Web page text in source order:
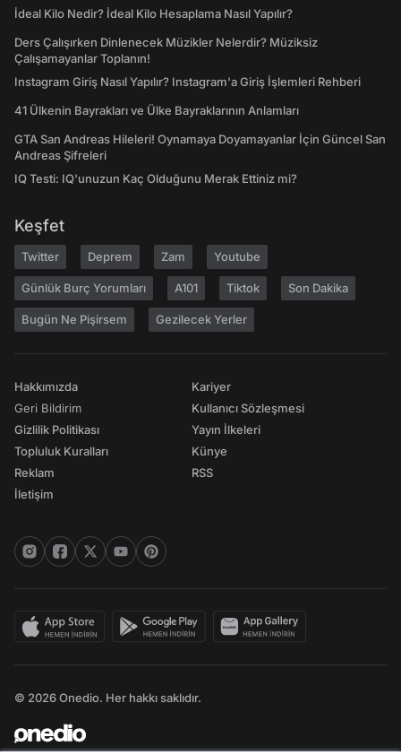
İdeal Kilo Nedir? İdeal Kilo Hesaplama Nasıl Yapılır?
Ders Çalışırken Dinlenecek Müzikler Nelerdir? Müziksiz
Çalışamayanlar Toplanın!
Instagram Giriş Nasıl Yapılır? Instagram'a Giriş İşlemleri Rehberi
41 Ülkenin Bayrakları ve Ülke Bayraklarının Anlamları
GTA San Andreas Hileleri! Oynamaya Doyamayanlar İçin Güncel San
Andreas Şifreleri
IQ Testi: IQ'unuzun Kaç Olduğunu Merak Ettiniz mi?
Keşfet
Twitter Deprem Zam Youtube
Günlük Burç Yorumları A101 Tiktok Son Dakika
Bugün Ne Pişirsem Gezilecek Yerler
Hakkımızda
Geri Bildirim
Gizlilik Politikası
Topluluk Kuralları
Reklam
İletişim
Kariyer
Kullanıcı Sözleşmesi
Yayın İlkeleri
Künye
RSS
© 2026 Onedio. Her hakkı saklıdır.